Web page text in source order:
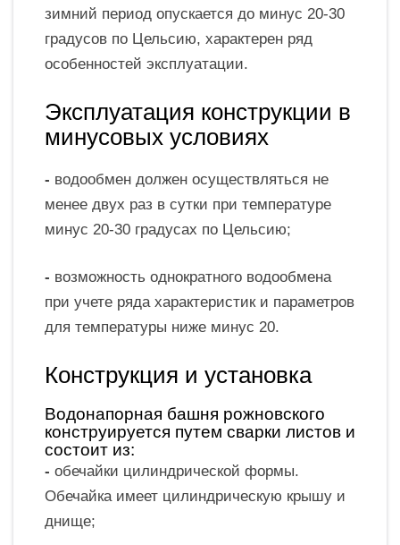
зимний период опускается до минус 20-30
градусов по Цельсию, характерен ряд
особенностей эксплуатации.
Эксплуатация конструкции в
минусовых условиях
- водообмен должен осуществляться не
менее двух раз в сутки при температуре
минус 20-30 градусах по Цельсию;
- возможность однократного водообмена
при учете ряда характеристик и параметров
для температуры ниже минус 20.
Конструкция и установка
Водонапорная башня рожновского
конструируется путем сварки листов и
состоит из:
- обечайки цилиндрической формы.
Обечайка имеет цилиндрическую крышу и
днище;